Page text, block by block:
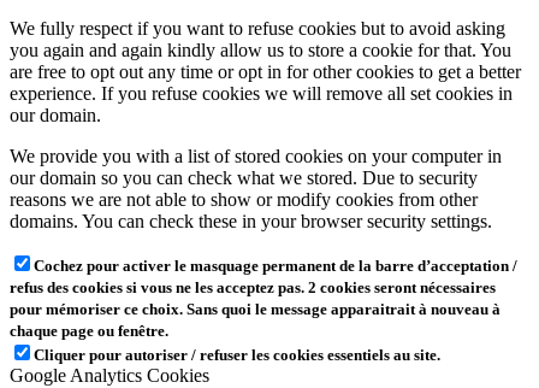
We fully respect if you want to refuse cookies but to avoid asking
you again and again kindly allow us to store a cookie for that. You
are free to opt out any time or opt in for other cookies to get a better
experience. If you refuse cookies we will remove all set cookies in
our domain.
We provide you with a list of stored cookies on your computer in
our domain so you can check what we stored. Due to security
reasons we are not able to show or modify cookies from other
domains. You can check these in your browser security settings.
Cochez pour activer le masquage permanent de la barre d’acceptation /
refus des cookies si vous ne les acceptez pas. 2 cookies seront nécessaires
pour mémoriser ce choix. Sans quoi le message apparaitrait à nouveau à
chaque page ou fenêtre.
Cliquer pour autoriser / refuser les cookies essentiels au site.
Google Analytics Cookies